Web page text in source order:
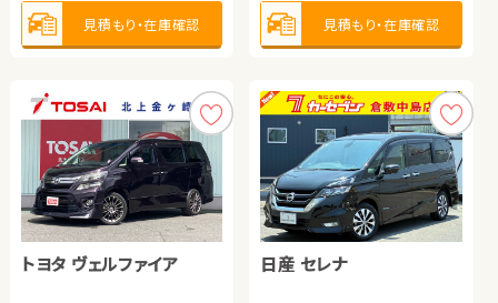
見積もり・在庫確認 見積もり・在庫確認
トヨタ ヴェルファイア 日産 セレナ
ダイハツ タント
41.6（税込）
万円
49.8
スズキ アルト ＨＢ
29.7（税込）
万円
スズキ スイフト
96.8（税込）
万円
109.8
トヨタ ノア
233.6（税込）
万円